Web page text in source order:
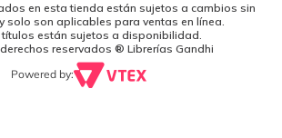
en esta tienda están sujetos a cambios sin
solo son aplicables para ventas en línea.
están sujetos a disponibilidad.
reservados ® Librerías Gandhi
Powered by: